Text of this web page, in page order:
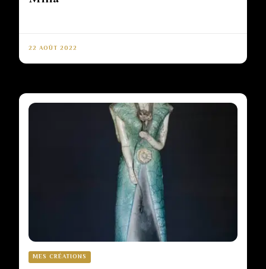
22 AOÛT 2022
MES CRÉATIONS